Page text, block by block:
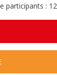
participants : 12